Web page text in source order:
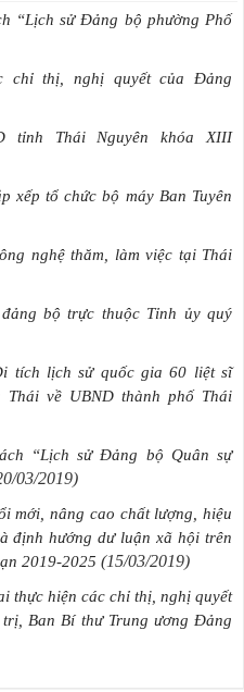
“Lịch sử Đảng bộ phường Phố
chỉ thị, nghị quyết của Đảng
tỉnh Thái Nguyên khóa XIII
xếp tổ chức bộ máy Ban Tuyên
nghệ thăm, làm việc tại Thái
bộ trực thuộc Tỉnh ủy quý
tích lịch sử quốc gia 60 liệt sĩ
về UBND thành phố Thái
“Lịch sử Đảng bộ Quân sự
03/2019)
mới, nâng cao chất lượng, hiệu
định hướng dư luận xã hội trên
2019-2025 (15/03/2019)
thực hiện các chỉ thị, nghị quyết
Ban Bí thư Trung ương Đảng